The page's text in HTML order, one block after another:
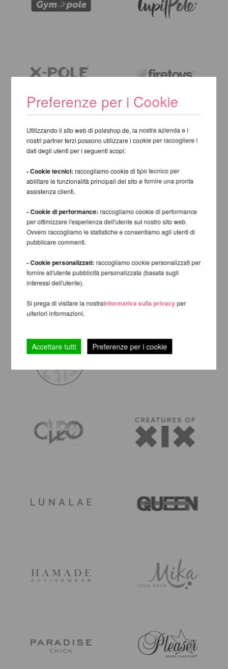
Preferenze per i Cookie
Utilizzando il sito web di poleshop.de, la nostra azienda e i
nostri partner terzi possono utilizzare i cookie per raccogliere i
dati degli utenti per i seguenti scopi:
- Cookie tecnici: raccogliamo cookie di tipo tecnico per
abilitare le funzionalità principali del sito e fornire una pronta
assistenza clienti.
- Cookie di performance: raccogliamo cookie di performance
per ottimizzare l'esperienza dell'utente sul nostro sito web.
Ovvero raccogliamo le statistiche e consentiamo agli utenti di
pubblicare commenti.
- Cookie personalizzati: raccogliamo cookie personalizzati per
fornire all'utente pubblicità personalizzata (basata sugli
interessi dell'utente).
Si prega di visitare la nostraInformativa sulla privacyper
ulteriori informazioni.
Accettare tutti Preferenze per i cookie